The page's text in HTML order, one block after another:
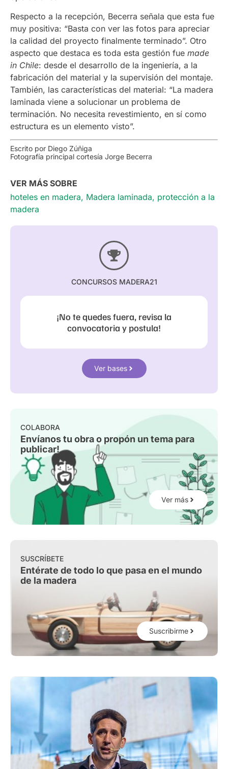
Respecto a la recepción, Becerra señala que esta fue
muy positiva: “Basta con ver las fotos para apreciar
la calidad del proyecto finalmente terminado”. Otro
aspecto que destaca es toda esta gestión fue made
in Chile: desde el desarrollo de la ingeniería, a la
fabricación del material y la supervisión del montaje.
También, las características del material: “La madera
laminada viene a solucionar un problema de
terminación. No necesita revestimiento, en sí como
estructura es un elemento visto”.
Escrito por Diego Zúñiga
Fotografía principal cortesía Jorge Becerra
VER MÁS SOBRE
hoteles en madera, Madera laminada, protección a la
madera
CONCURSOS MADERA21
¡No te quedes fuera, revisa la
convocatoria y postula!
Ver bases
COLABORA
Envíanos tu obra o propón un tema para
publicar!
Ver más
SUSCRÍBETE
Entérate de todo lo que pasa en el mundo
de la madera
Suscribirme